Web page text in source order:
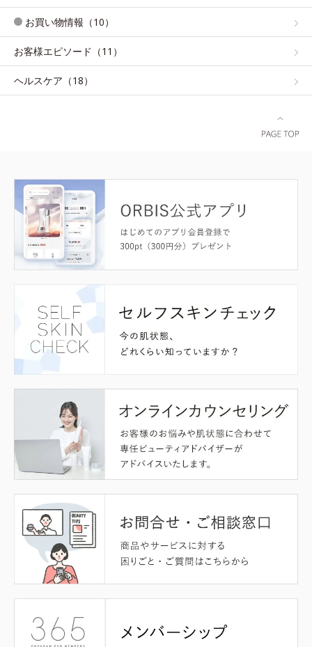
お買い物情報（10）
お客様エピソード（11）
ヘルスケア（18）